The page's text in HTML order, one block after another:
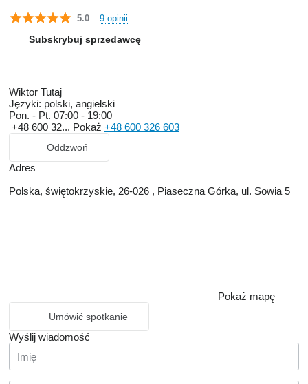
5.0 9 opinii
Subskrybuj sprzedawcę
Wiktor Tutaj
Języki: polski, angielski
Pon. - Pt. 07:00 - 19:00
+48 600 32... Pokaż +48 600 326 603
Oddzwoń
Adres
Polska, świętokrzyskie, 26-026 , Piaseczna Górka, ul. Sowia 5
Pokaż mapę
Umówić spotkanie
Wyślij wiadomość